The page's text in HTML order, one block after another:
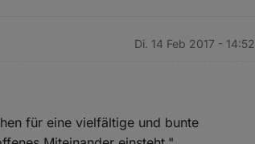
Di. 14 Feb 2017 - 14:52
für eine vielfältige und bunte